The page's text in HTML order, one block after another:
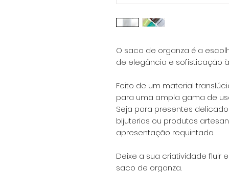
O saco de organza é a
de elegância e sofisticação
Feito de um material
para uma ampla gama de
Seja para presentes
bijuterias ou produtos
apresentação requintada.
Deixe a sua criatividade fluir
saco de organza.